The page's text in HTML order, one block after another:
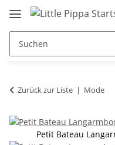
Zum Hauptinhalt springen
springen
Zurück zur Liste Mode
Petit Bateau